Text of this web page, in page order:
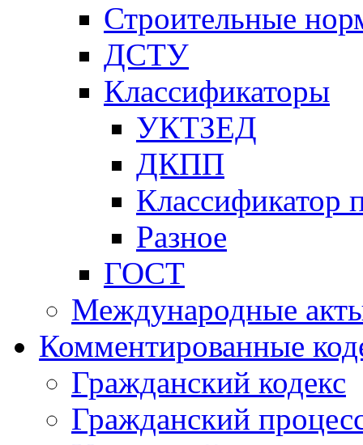
Строительные
ДСТУ
Классификаторы
УКТЗЕД
ДКПП
Классификатор
Разное
ГОСТ
Международные
Комментированные
Гражданский кодекс
Гражданский